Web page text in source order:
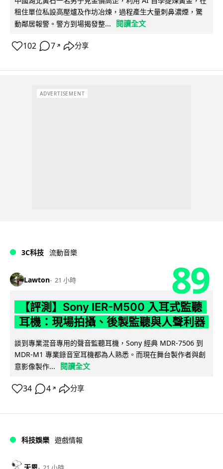
租住單位私設高壓爐及作坊冶煉，過程產生大量刺鼻濃煙，驚
動鄰居報警。警方到場揭發整...
閱讀全文
102 7 ↗ 分享
ADVERTISEMENT
3C科技 流動音樂
Lawton 21 小時 89
【評測】Sony IER-M500 入耳式監聽
耳機：現場拍攝、後製監聽與人聲利器
談到專業混音專用的聲音監聽耳機，Sony 經典 MDR-7506 到
MDR-M1 專業錄音室耳機都為人熟悉。而現在舞台製作者與創
意影像製作...
閱讀全文
34 4 ↗ 分享
科技娛樂 遊戲情報